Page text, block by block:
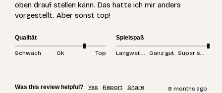
oben drauf stellen kann. Das hatte ich mir anders
vorgestellt. Aber sonst top!
Qualität
Schwach Ok Top
Spielspaß
Langweilig Ganz gut Super spannend
Was this review helpful? Yes Report Share 8 months ago